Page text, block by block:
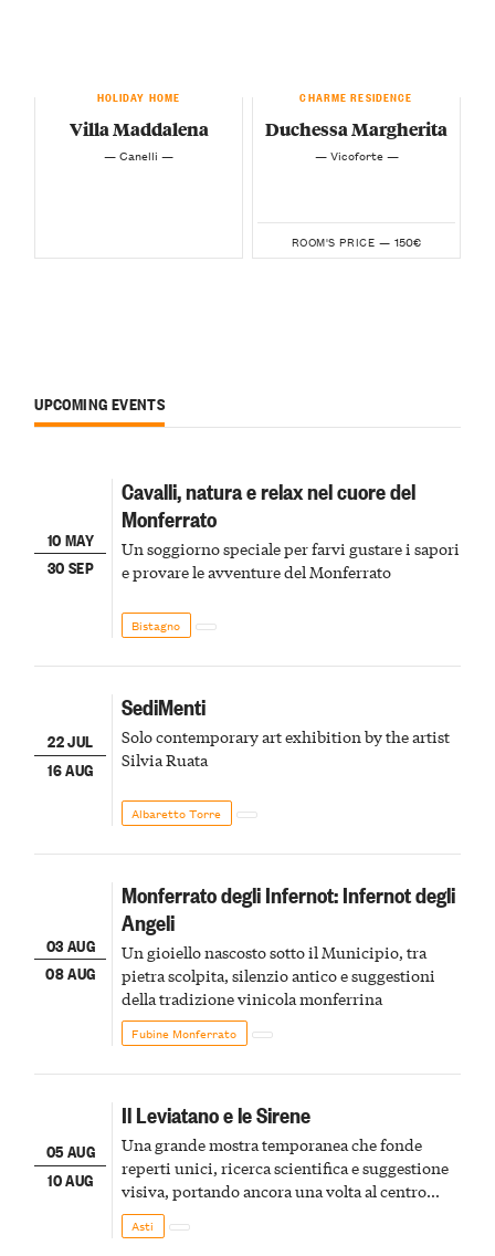
HOLIDAY HOME
Villa Maddalena
— Canelli —
CHARME RESIDENCE
Duchessa Margherita
— Vicoforte —
ROOM'S PRICE — 150€
UPCOMING EVENTS
10 MAY
30 SEP
Cavalli, natura e relax nel cuore del
Monferrato
Un soggiorno speciale per farvi gustare i sapori
e provare le avventure del Monferrato
Bistagno
22 JUL
16 AUG
SediMenti
Solo contemporary art exhibition by the artist
Silvia Ruata
Albaretto Torre
03 AUG
08 AUG
Monferrato degli Infernot: Infernot degli
Angeli
Un gioiello nascosto sotto il Municipio, tra
pietra scolpita, silenzio antico e suggestioni
della tradizione vinicola monferrina
Fubine Monferrato
05 AUG
10 AUG
Il Leviatano e le Sirene
Una grande mostra temporanea che fonde
reperti unici, ricerca scientifica e suggestione
visiva, portando ancora una volta al centro
della scena le meraviglie del passato astigiano
Asti